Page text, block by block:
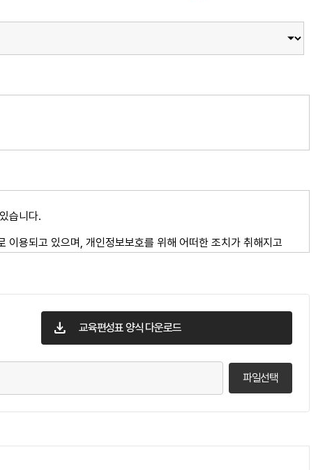
download 교육편성표 양식 다운로드
파일선택